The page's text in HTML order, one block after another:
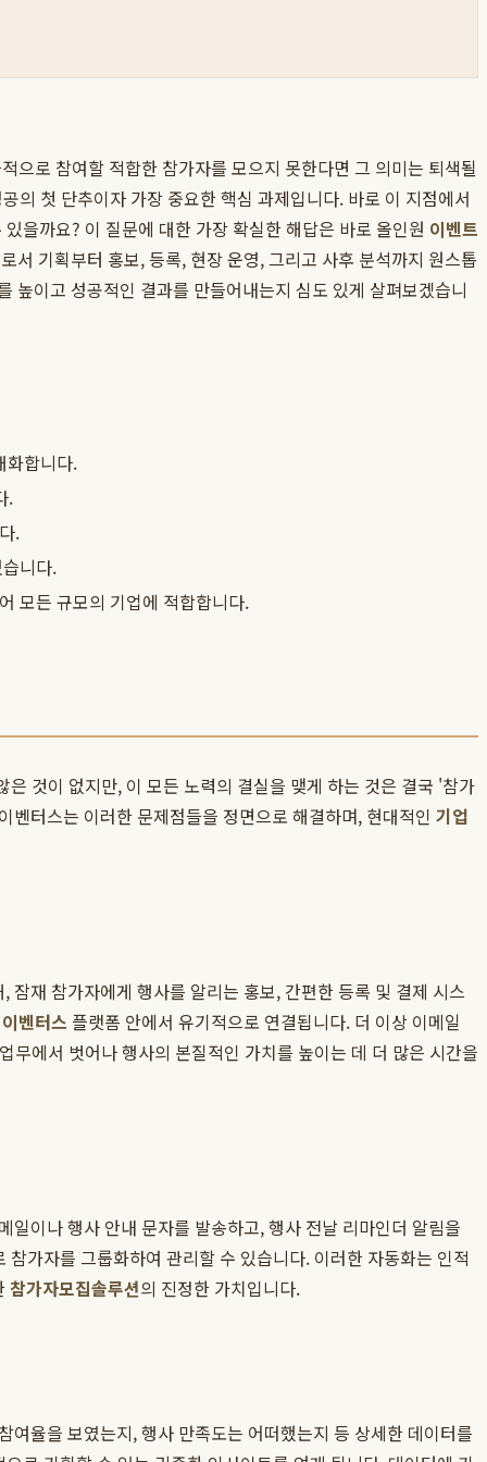
으로 참여할 적합한 참가자를 모으지 못한다면 그 의미는 퇴색될
의 첫 단추이자 가장 중요한 핵심 과제입니다. 바로 이 지점에서
을까요? 이 질문에 대한 가장 확실한 해답은 바로 올인원 이벤트
서 기획부터 홍보, 등록, 현장 운영, 그리고 사후 분석까지 원스톱
높이고 성공적인 결과를 만들어내는지 심도 있게 살펴보겠습니
화합니다.
.
.
니다.
모든 규모의 기업에 적합합니다.
것이 없지만, 이 모든 노력의 결실을 맺게 하는 것은 결국 '참가
터스는 이러한 문제점들을 정면으로 해결하며, 현대적인 기업
재 참가자에게 행사를 알리는 홍보, 간편한 등록 및 결제 시스
이벤터스 플랫폼 안에서 유기적으로 연결됩니다. 더 이상 이메일
에서 벗어나 행사의 본질적인 가치를 높이는 데 더 많은 시간을
이나 행사 안내 문자를 발송하고, 행사 전날 리마인더 알림을
가자를 그룹화하여 관리할 수 있습니다. 이러한 자동화는 인적
참가자모집솔루션의 진정한 가치입니다.
율을 보였는지, 행사 만족도는 어떠했는지 등 상세한 데이터를